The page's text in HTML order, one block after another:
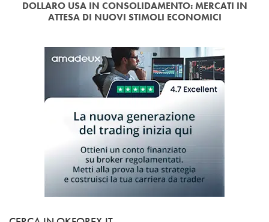
DOLLARO USA IN CONSOLIDAMENTO: MERCATI IN
ATTESA DI NUOVI STIMOLI ECONOMICI